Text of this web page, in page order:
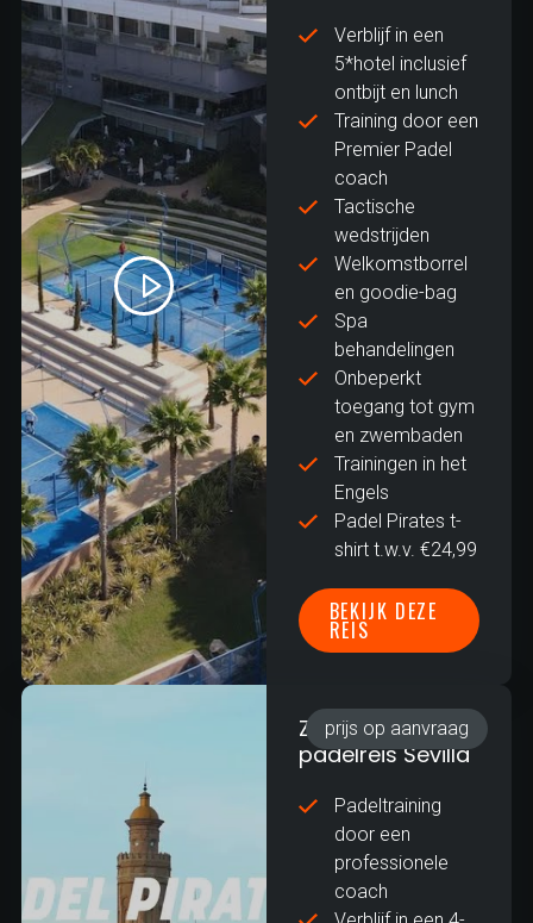
Verblijf in een
5*hotel inclusief
ontbijt en lunch
Training door een
Premier Padel
coach
Tactische
wedstrijden
Welkomstborrel
en goodie-bag
Spa
behandelingen
Onbeperkt
toegang tot gym
en zwembaden
Trainingen in het
Engels
Padel Pirates t-
shirt t.w.v. €24,99
BEKIJK DEZE
REIS
prijs op aanvraag
Zakelijke
padelreis Sevilla
Padeltraining
door een
professionele
coach